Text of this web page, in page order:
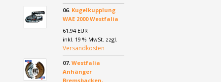
06. Kugelkupplung
WAE 2000 Westfalia
61,94 EUR
inkl. 19 % MwSt. zzgl.
Versandkosten
07. Westfalia
Anhänger
Bremsbacken,